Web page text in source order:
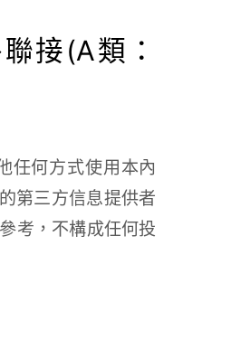
接(A類：
任何方式使用本內
第三方信息提供者
考，不構成任何投